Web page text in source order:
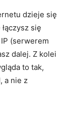
dzieje się
się
(serwerem
dalej. Z kolei
to tak,
a nie z